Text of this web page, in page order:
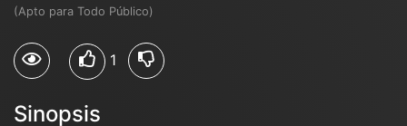
(Apto para Todo Público)
1
Sinopsis